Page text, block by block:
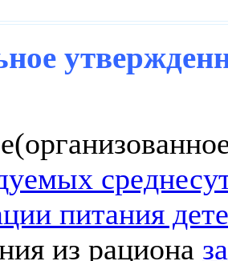
питания
из рациона